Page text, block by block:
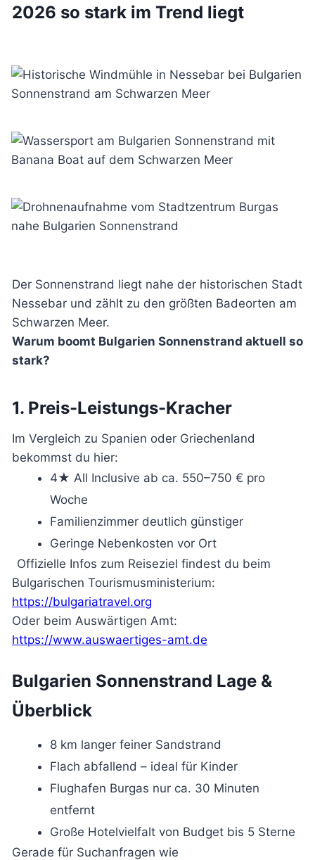
2026 so stark im Trend liegt
Der Sonnenstrand liegt nahe der historischen Stadt
Nessebar und zählt zu den größten Badeorten am
Schwarzen Meer.
Warum boomt Bulgarien Sonnenstrand aktuell so
stark?
1. Preis-Leistungs-Kracher
Im Vergleich zu Spanien oder Griechenland
bekommst du hier:
4★ All Inclusive ab ca. 550–750 € pro
Woche
Familienzimmer deutlich günstiger
Geringe Nebenkosten vor Ort
Offizielle Infos zum Reiseziel findest du beim
Bulgarischen Tourismusministerium:
https://bulgariatravel.org
Oder beim Auswärtigen Amt:
https://www.auswaertiges-amt.de
Bulgarien Sonnenstrand Lage &
Überblick
8 km langer feiner Sandstrand
Flach abfallend – ideal für Kinder
Flughafen Burgas nur ca. 30 Minuten
entfernt
Große Hotelvielfalt von Budget bis 5 Sterne
Gerade für Suchanfragen wie